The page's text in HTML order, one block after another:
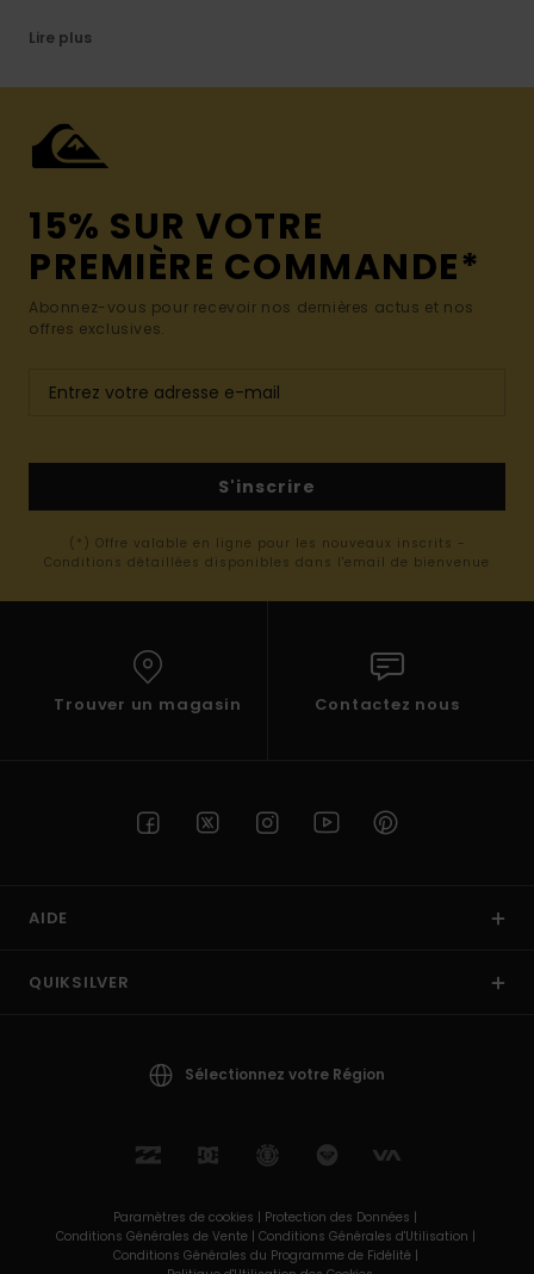
Lire plus
15% SUR VOTRE
PREMIÈRE COMMANDE*
Abonnez-vous pour recevoir nos dernières actus et nos
offres exclusives.
S'inscrire
(*) Offre valable en ligne pour les nouveaux inscrits -
Conditions détaillées disponibles dans l'email de bienvenue
Trouver un magasin Contactez nous
AIDE
QUIKSILVER
Sélectionnez votre Région
Paramètres de cookies | Protection des Données |
Conditions Générales de Vente | Conditions Générales d'Utilisation |
Conditions Générales du Programme de Fidélité |